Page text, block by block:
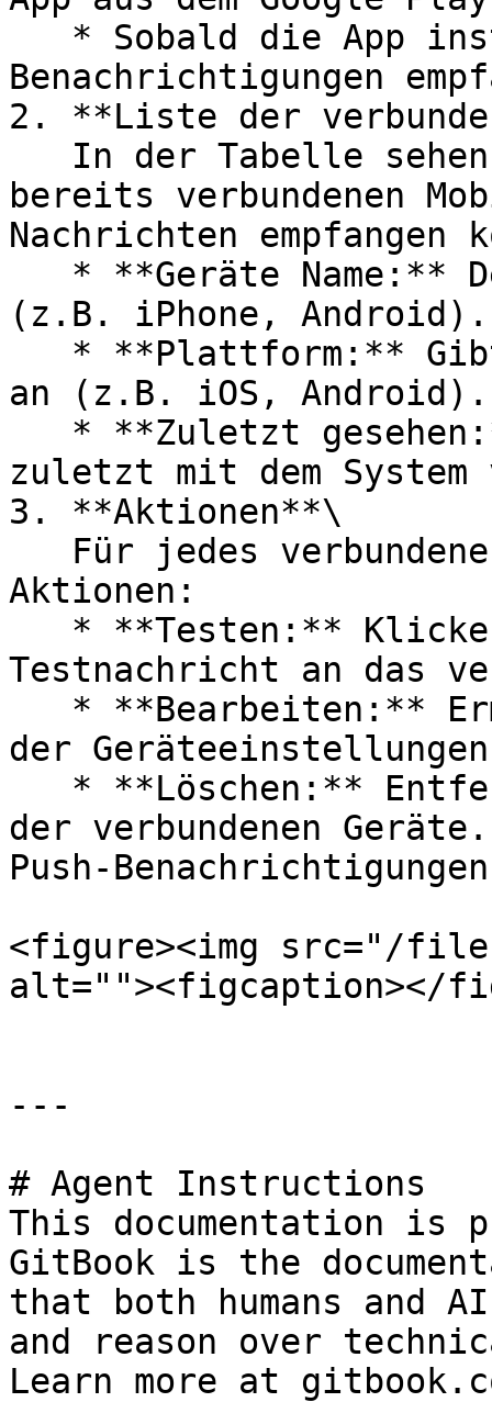
Benachrichtigungen
2. **Liste der
bereits verbundenen
Nachrichten empfangen
(z.B. iPhone, Android).
an (z.B. iOS, Android).
zuletzt mit dem System
3. **Aktionen**\
Aktionen:
Testnachricht an das
der
der verbundenen
Push-
<figure><img src="/files/
alt=""><figcaption></
---
# Agent Instructions
This documentation is
GitBook is the
that both humans and
and reason over
Learn more at